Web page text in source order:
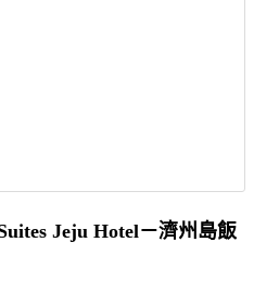
Jeju Hotel－濟州島飯